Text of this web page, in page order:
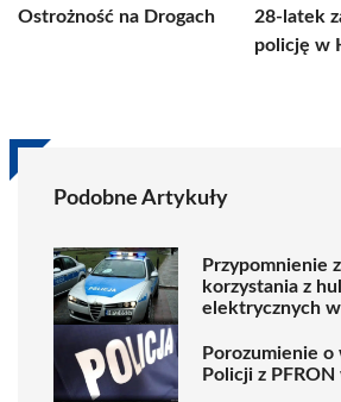
Ostrożność na Drogach
28-latek
policję w
Podobne Artykuły
Przypomnienie
korzystania z
elektrycznych
Porozumienie o
Policji z